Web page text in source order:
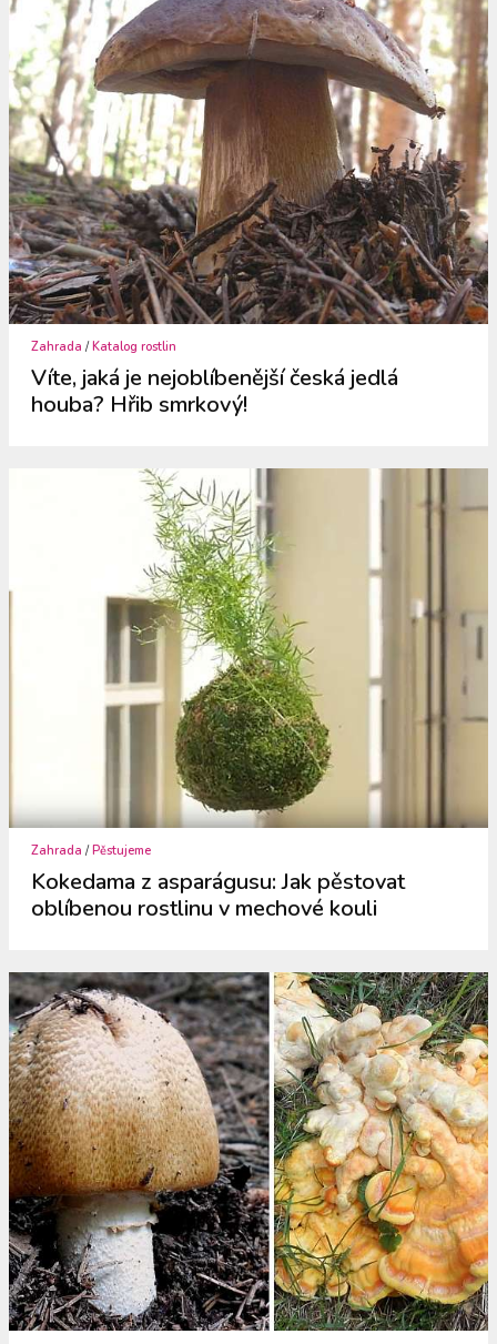
Zahrada /Katalog rostlin
Víte, jaká je nejoblíbenější česká jedlá
houba? Hřib smrkový!
Zahrada / Pěstujeme
Kokedama z asparágusu: Jak pěstovat
oblíbenou rostlinu v mechové kouli